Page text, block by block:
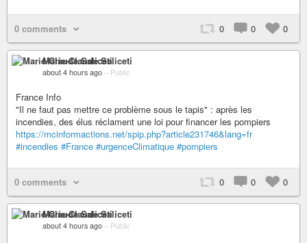
0 comments 0 0 0
Marie-Claude Saliceti
about 4 hours ago – Public
France Info
"Il ne faut pas mettre ce problème sous le tapis" : après les
incendies, des élus réclament une loi pour financer les pompiers
https://mcinformactions.net/spip.php?article231746&lang=fr
#incendies #France #urgenceClimatique #pompiers
0 comments 0 0 0
Marie-Claude Saliceti
about 4 hours ago – Public